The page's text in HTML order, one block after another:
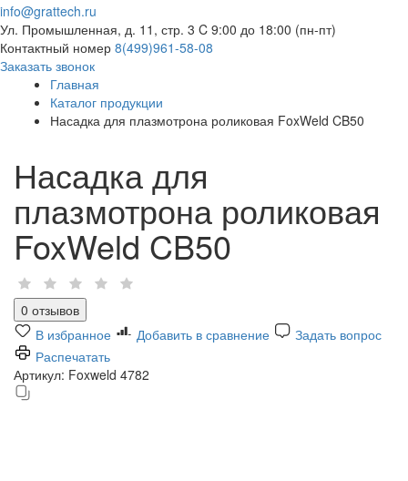
info@grattech.ru
Ул. Промышленная, д. 11, стр. 3 C 9:00 до 18:00 (пн-пт)
Контактный номер 8(499)961-58-08
Заказать звонок
Главная
Каталог продукции
Насадка для плазмотрона роликовая FoxWeld CB50
Насадка для
плазмотрона роликовая
FoxWeld CB50
0 отзывов
В избранное
Добавить в сравнение
Задать вопрос
Распечатать
Артикул: Foxweld 4782